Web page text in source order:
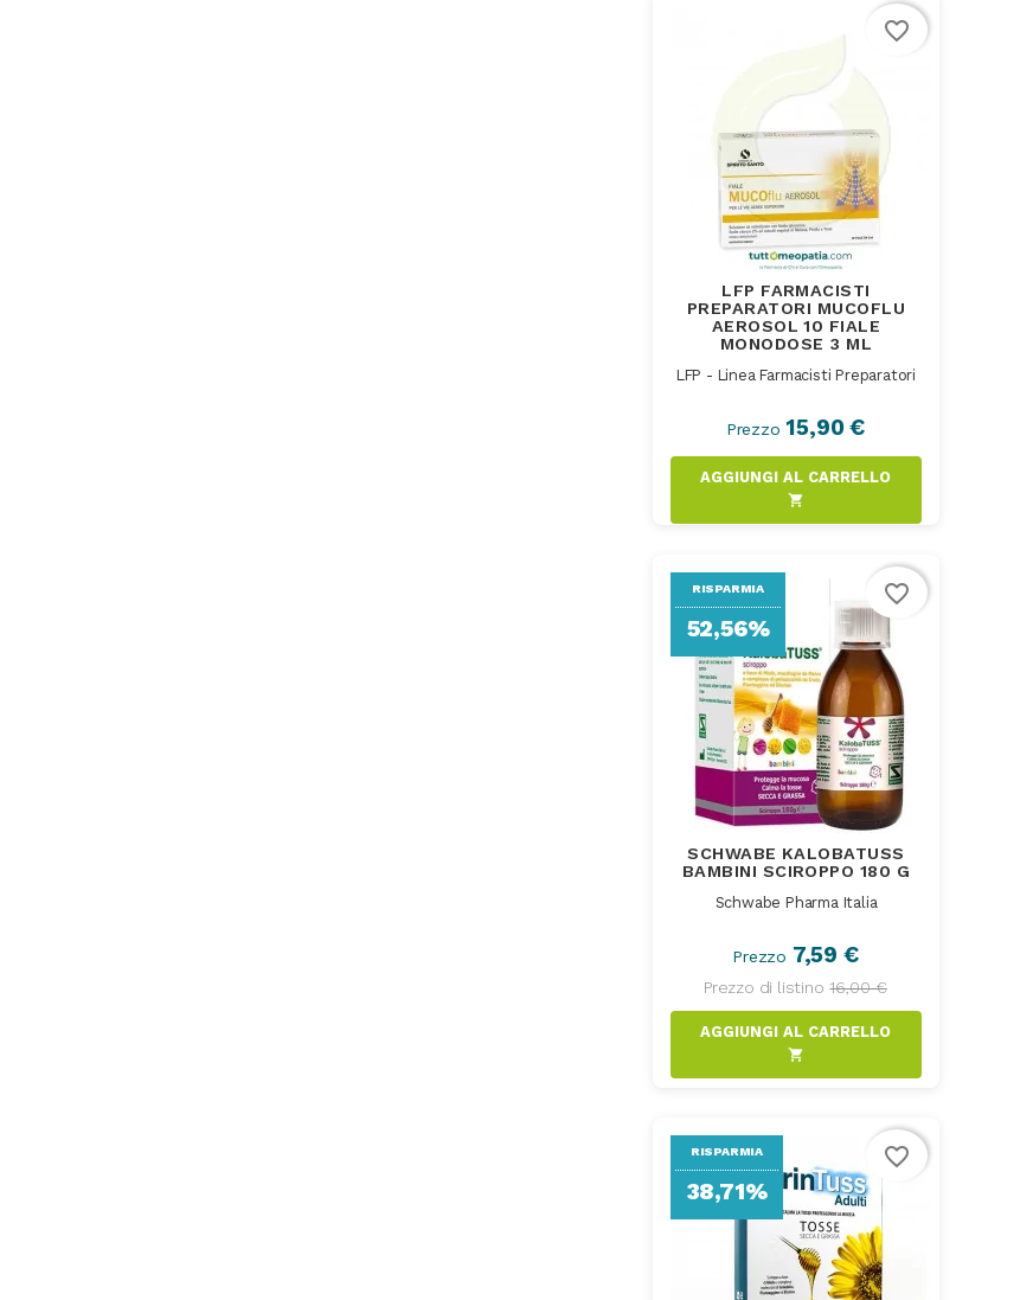
LFP FARMACISTI
PREPARATORI MUCOFLU
AEROSOL 10 FIALE
MONODOSE 3 ML
LFP - Linea Farmacisti Preparatori
Prezzo 15,90 €
shopping_cart
favorite_border
SCHWABE KALOBATUSS
BAMBINI SCIROPPO 180 G
Schwabe Pharma Italia
Prezzo 7,59 €
Prezzo di listino 16,00 €
shopping_cart
RISPARMIA
52,56%
favorite_border
RISPARMIA
38,71%
favorite_border